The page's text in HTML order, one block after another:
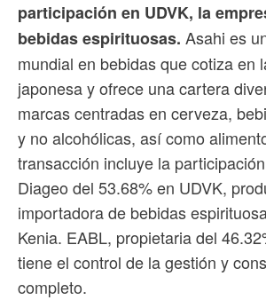
participación en UDVK, la
bebidas espirituosas. Asahi es
mundial en bebidas que cotiza en
japonesa y ofrece una cartera
marcas centradas en cerveza,
y no alcohólicas, así como
transacción incluye la
Diageo del 53.68% en UDVK,
importadora de bebidas
Kenia. EABL, propietaria del
tiene el control de la gestión y
completo.